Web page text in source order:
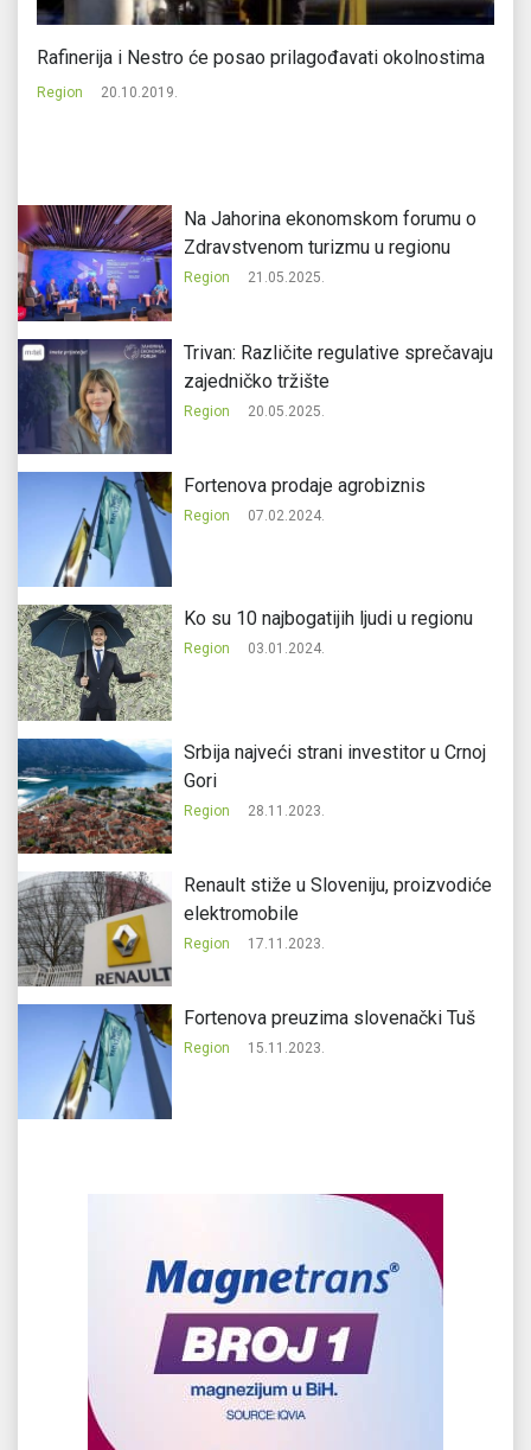
Rafinerija i Nestro će posao prilagođavati okolnostima
Region 20.10.2019.
Na Jahorina ekonomskom forumu o
Zdravstvenom turizmu u regionu
Region 21.05.2025.
Trivan: Različite regulative sprečavaju
zajedničko tržište
Region 20.05.2025.
Fortenova prodaje agrobiznis
Region 07.02.2024.
Ko su 10 najbogatijih ljudi u regionu
Region 03.01.2024.
Srbija najveći strani investitor u Crnoj
Gori
Region 28.11.2023.
Renault stiže u Sloveniju, proizvodiće
elektromobile
Region 17.11.2023.
Fortenova preuzima slovenački Tuš
Region 15.11.2023.